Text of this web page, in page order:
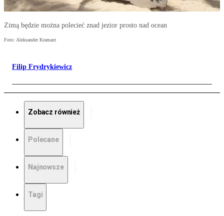
Zimą będzie można polecieć znad jezior prosto nad ocean
Foto: Aleksander Kramarz
Filip Frydrykiewicz
Zobacz również
Polecane
Najnowsze
Tagi